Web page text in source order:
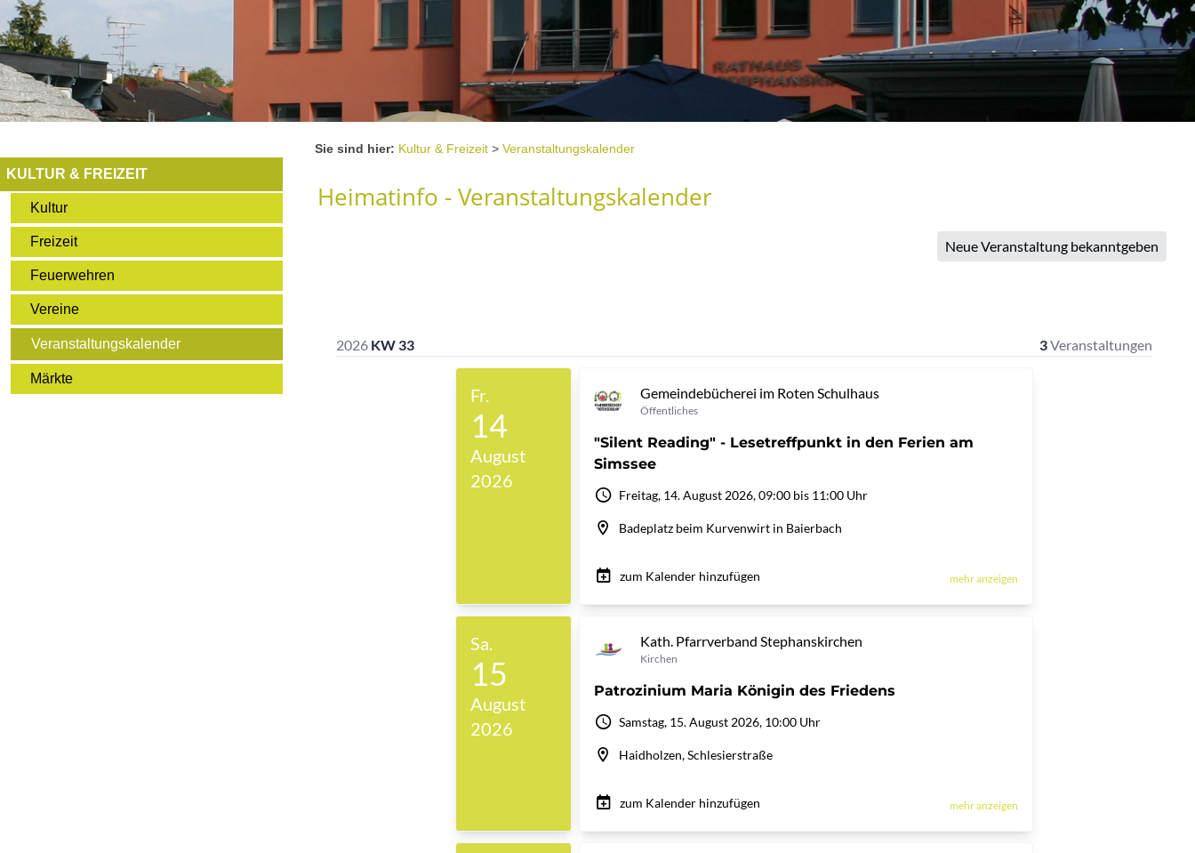
KULTUR & FREIZEIT
Kultur
Freizeit
Feuerwehren
Vereine
Veranstaltungskalender
Märkte
Sie sind hier: Kultur & Freizeit > Veranstaltungskalender
Heimatinfo - Veranstaltungskalender